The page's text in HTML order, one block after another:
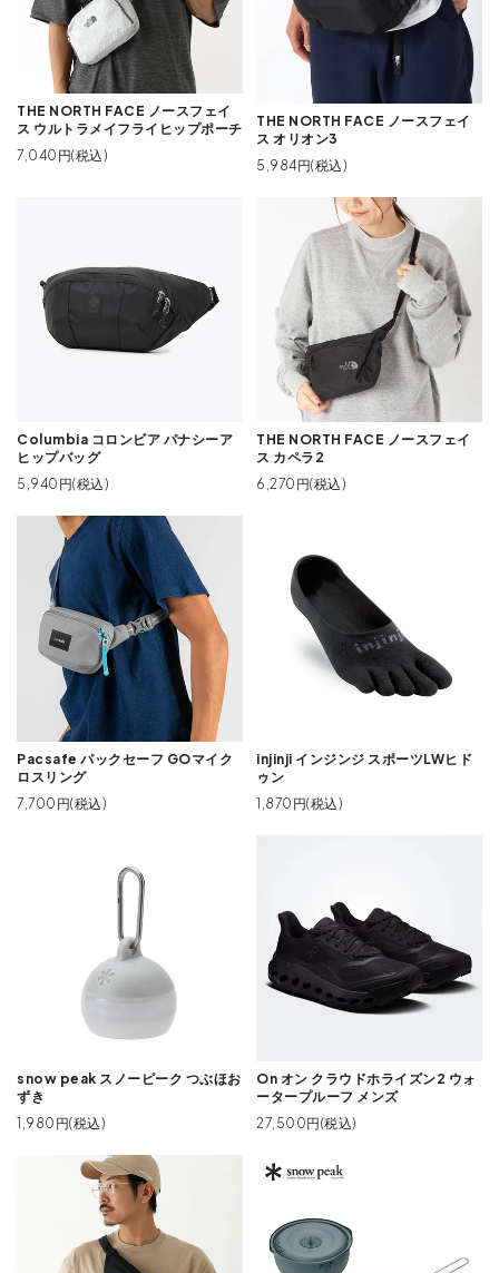
THE NORTH FACE ノースフェイ
ス ウルトラメイフライヒップポーチ
7,040円(税込)
THE NORTH FACE ノースフェイ
ス オリオン3
5,984円(税込)
Columbia コロンビア パナシーア
ヒップバッグ
5,940円(税込)
THE NORTH FACE ノースフェイ
ス カペラ2
6,270円(税込)
Pacsafe パックセーフ GOマイク
ロスリング
7,700円(税込)
injinji インジンジ スポーツLWヒド
ゥン
1,870円(税込)
snow peak スノーピーク つぶほお
ずき
1,980円(税込)
On オン クラウドホライズン2 ウォ
ータープルーフ メンズ
27,500円(税込)